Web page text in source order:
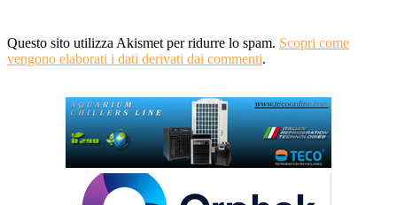
Questo sito utilizza Akismet per ridurre lo spam. Scopri come
vengono elaborati i dati derivati dai commenti.